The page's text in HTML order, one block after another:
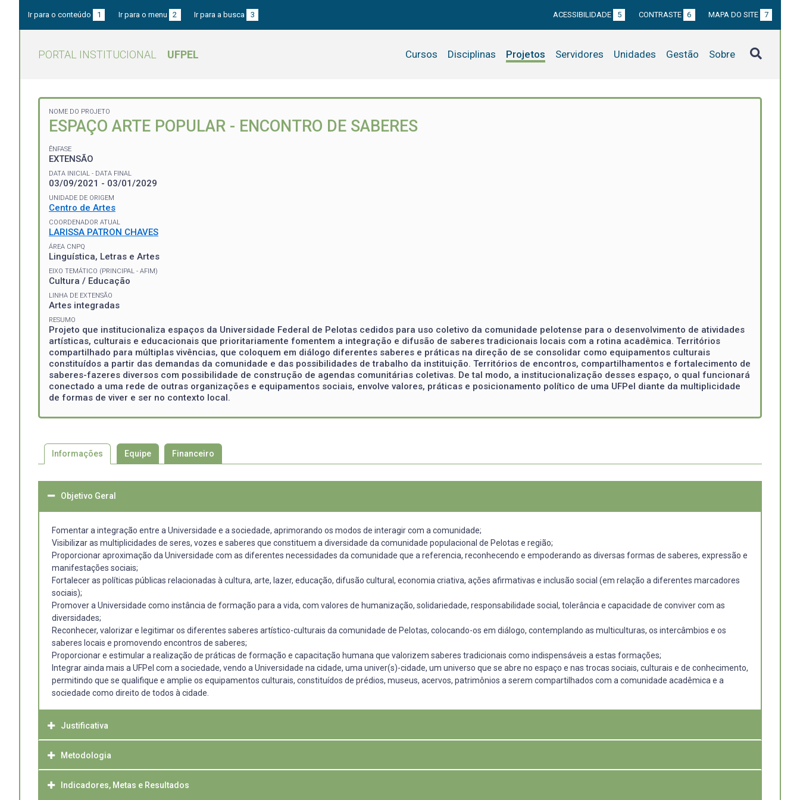
Ir para o conteúdo 1 Ir para o menu 2 Ir para a busca 3 ACESSIBILIDADE 5 CONTRASTE 6 MAPA DO SITE 7
PORTAL INSTITUCIONAL UFPEL Cursos Disciplinas Projetos Servidores Unidades Gestão Sobre
NOME DO PROJETO
ESPAÇO ARTE POPULAR - ENCONTRO DE SABERES
ÊNFASE
EXTENSÃO
DATA INICIAL - DATA FINAL
03/09/2021 - 03/01/2029
UNIDADE DE ORIGEM
Centro de Artes
COORDENADOR ATUAL
LARISSA PATRON CHAVES
ÁREA CNPQ
Linguística, Letras e Artes
EIXO TEMÁTICO (PRINCIPAL - AFIM)
Cultura / Educação
LINHA DE EXTENSÃO
Artes integradas
RESUMO
Projeto que institucionaliza espaços da Universidade Federal de Pelotas cedidos para uso coletivo da comunidade pelotense para o desenvolvimento de atividades
artísticas, culturais e educacionais que prioritariamente fomentem a integração e difusão de saberes tradicionais locais com a rotina acadêmica. Territórios
compartilhado para múltiplas vivências, que coloquem em diálogo diferentes saberes e práticas na direção de se consolidar como equipamentos culturais
constituídos a partir das demandas da comunidade e das possibilidades de trabalho da instituição. Territórios de encontros, compartilhamentos e fortalecimento de
saberes-fazeres diversos com possibilidade de construção de agendas comunitárias coletivas. De tal modo, a institucionalização desses espaço, o qual funcionará
conectado a uma rede de outras organizações e equipamentos sociais, envolve valores, práticas e posicionamento político de uma UFPel diante da multiplicidade
de formas de viver e ser no contexto local.
Informações Equipe Financeiro
Objetivo Geral
Fomentar a integração entre a Universidade e a sociedade, aprimorando os modos de interagir com a comunidade;
Visibilizar as multiplicidades de seres, vozes e saberes que constituem a diversidade da comunidade populacional de Pelotas e região;
Proporcionar aproximação da Universidade com as diferentes necessidades da comunidade que a referencia, reconhecendo e empoderando as diversas formas de saberes, expressão e
manifestações sociais;
Fortalecer as políticas públicas relacionadas à cultura, arte, lazer, educação, difusão cultural, economia criativa, ações afirmativas e inclusão social (em relação a diferentes marcadores
sociais);
Promover a Universidade como instância de formação para a vida, com valores de humanização, solidariedade, responsabilidade social, tolerância e capacidade de conviver com as
diversidades;
Reconhecer, valorizar e legitimar os diferentes saberes artístico-culturais da comunidade de Pelotas, colocando-os em diálogo, contemplando as multiculturas, os intercâmbios e os
saberes locais e promovendo encontros de saberes;
Proporcionar e estimular a realização de práticas de formação e capacitação humana que valorizem saberes tradicionais como indispensáveis a estas formações;
Integrar ainda mais a UFPel com a sociedade, vendo a Universidade na cidade, uma univer(s)-cidade, um universo que se abre no espaço e nas trocas sociais, culturais e de conhecimento,
permitindo que se qualifique e amplie os equipamentos culturais, constituídos de prédios, museus, acervos, patrimônios a serem compartilhados com a comunidade acadêmica e a
sociedade como direito de todos à cidade.
Justificativa
O investimento infraestrutural nestes espaços, associado à proposta conceitualmente configurada à luz dos objetivos acima citados são justificados por diferentes argumentos.
Por primeiro, a região do bairro Porto é espaço geográfico da cidade ocupado pela UFPel há, pelo menos, 10 anos, tempo em que a inserção da instituição no espaço urbano deste local
vem gradualmente se qualificando e tem colaborado para a revitalização do bairro em termos de retomada de sua função residencial, comercial e de lazer, uma vez que o espalhamento
Metodologia
ETAPA 1 - Ano de 2021
Indicadores, Metas e Resultados